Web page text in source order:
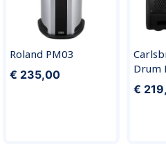
Roland PM03
€ 235,00
Drum
€